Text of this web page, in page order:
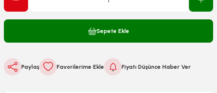
Sepete Ekle
Paylaş Fiyatı Düşünce Haber Ver